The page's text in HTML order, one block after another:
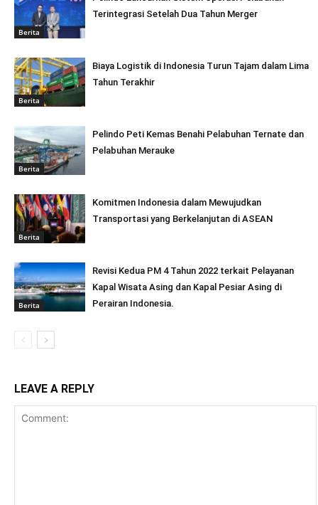
Berita
Terintegrasi Setelah Dua Tahun Merger
Berita
Biaya Logistik di Indonesia Turun Tajam dalam Lima
Tahun Terakhir
Berita
Pelindo Peti Kemas Benahi Pelabuhan Ternate dan
Pelabuhan Merauke
Berita
Komitmen Indonesia dalam Mewujudkan
Transportasi yang Berkelanjutan di ASEAN
Berita
Revisi Kedua PM 4 Tahun 2022 terkait Pelayanan
Kapal Wisata Asing dan Kapal Pesiar Asing di
Perairan Indonesia.
LEAVE A REPLY